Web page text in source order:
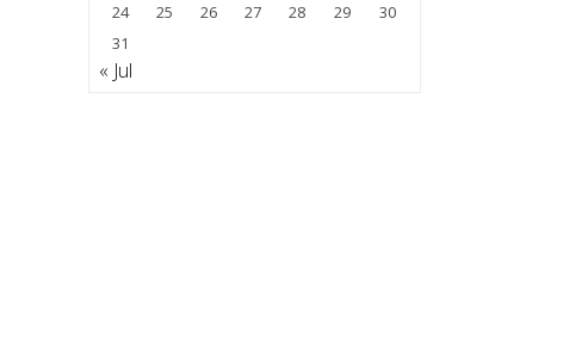
24
25 26 27 28 29
30
31
« Jul